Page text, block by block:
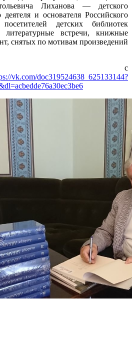
Лиханова — детского
деятеля и основателя Российского
детских библиотек
литературные встречи, книжные
снятых по мотивам произведений
с
vk.com/doc319524638_625133144?